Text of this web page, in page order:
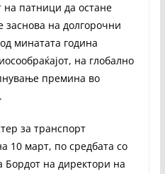
на патници да остане
заснова на долгорочни
минатата година
на глобално
премина во
за транспорт
10 март, по средбата со
Бордот на директори на